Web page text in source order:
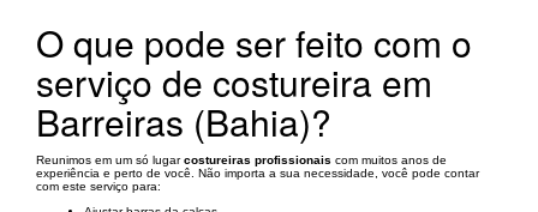
O que pode ser feito com o
serviço de costureira em
Barreiras (Bahia)?
Reunimos em um só lugarcostureiras profissionais com muitos anos de
experiência e perto de você. Não importa a sua necessidade, você pode contar
com este serviço para: